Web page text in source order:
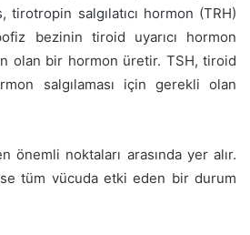
tirotropin salgılatıcı hormon (TRH)
bezinin tiroid uyarıcı hormon
olan bir hormon üretir. TSH, tiroid
salgılaması için gerekli olan
önemli noktaları arasında yer alır.
ise tüm vücuda etki eden bir durum